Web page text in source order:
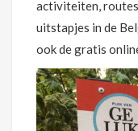
activiteiten,
uitstapjes in de
ook de gratis